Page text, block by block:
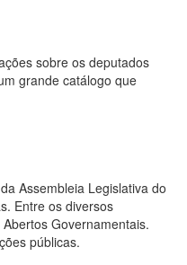
sobre os deputados
grande catálogo que
Assembleia Legislativa do
Entre os diversos
Governamentais.
públicas.